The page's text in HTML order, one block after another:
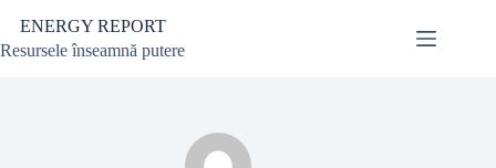
conținut
ENERGY REPORT
Resursele înseamnă putere